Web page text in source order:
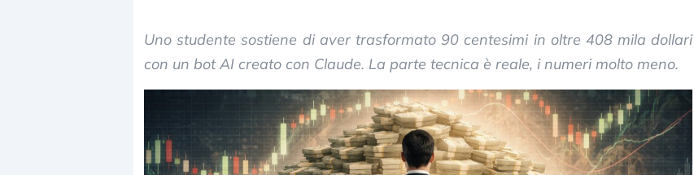
Uno studente sostiene di aver trasformato 90 centesimi in oltre 408 mila dollari
con un bot AI creato con Claude. La parte tecnica è reale, i numeri molto meno.